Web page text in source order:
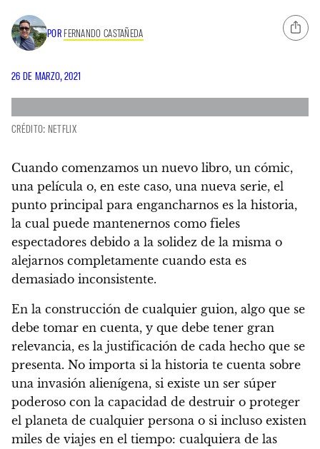
POR FERNANDO CASTAÑEDA
26 DE MARZO, 2021
CRÉDITO: NETFLIX
Cuando comenzamos un nuevo libro, un cómic,
una película o, en este caso, una nueva serie, el
punto principal para engancharnos es la historia,
la cual puede mantenernos como fieles
espectadores debido a la solidez de la misma o
alejarnos completamente cuando esta es
demasiado inconsistente.
En la construcción de cualquier guion, algo que se
debe tomar en cuenta, y que debe tener gran
relevancia, es la justificación de cada hecho que se
presenta. No importa si la historia te cuenta sobre
una invasión alienígena, si existe un ser súper
poderoso con la capacidad de destruir o proteger
el planeta de cualquier persona o si incluso existen
miles de viajes en el tiempo: cualquiera de las